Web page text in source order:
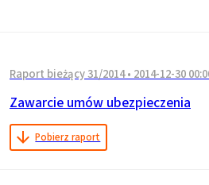
Raport bieżący 31/2014 • 2014-12-30
Zawarcie umów ubezpieczenia
Pobierz raport